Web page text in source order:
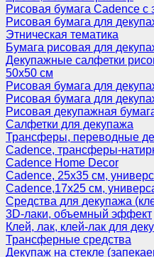
Рисовая бумага Cadence c
Рисовая бумага для
Этническая тематика
Бумага рисовая для
Декупажные салфетки
50х50 см
Рисовая бумага для
Рисовая бумага для
Рисовая декупажная
Салфетки для декупажа
Трансферы, переводные
Cadence, трансферы-
Cadence Home Decor
Cadence, 25х35 см,
Cadence,17х25 см,
Средства для декупажа
3D-лаки, объемный эффект
Клей, лак, клей-лак для
Трансферные средства
Декупаж на стекле